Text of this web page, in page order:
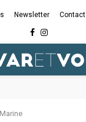
Newsletter Contact
Facebook
Instagram